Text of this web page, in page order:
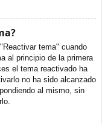
tema" cuando
al principio de la primera
el tema reactivado ha
no ha sido alcanzado
al mismo, sin